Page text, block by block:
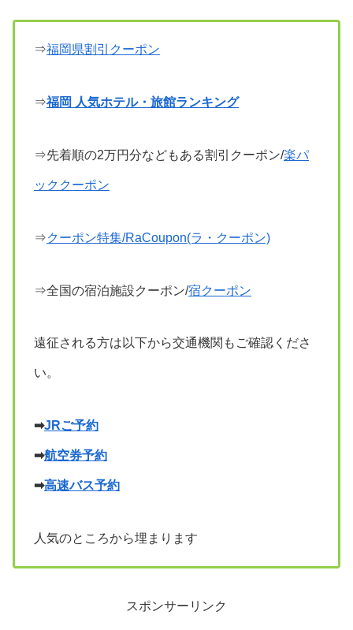
⇒福岡県割引クーポン
⇒福岡 人気ホテル・旅館ランキング
⇒先着順の2万円分などもある割引クーポン/楽パ
ッククーポン
⇒クーポン特集/RaCoupon(ラ・クーポン)
⇒全国の宿泊施設クーポン/宿クーポン
遠征される方は以下から交通機関もご確認くださ
い。
➡JRご予約
➡航空券予約
➡高速バス予約
人気のところから埋まります
スポンサーリンク